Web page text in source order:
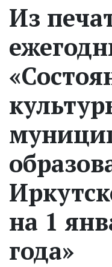
Из
на 1
года»